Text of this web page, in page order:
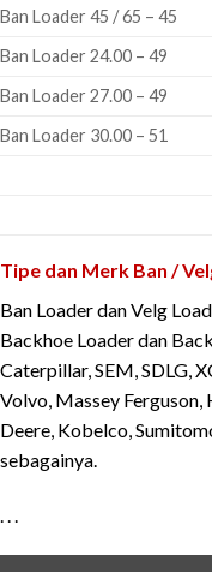
Ban Loader 45 / 65 – 45
Ban Loader 24.00 – 49
Ban Loader 27.00 – 49
Ban Loader 30.00 – 51
Tipe dan Merk Ban /
Ban Loader dan Velg
Backhoe Loader dan
Caterpillar, SEM, SDLG,
Volvo, Massey
Deere, Kobelco,
sebagainya.
. . .